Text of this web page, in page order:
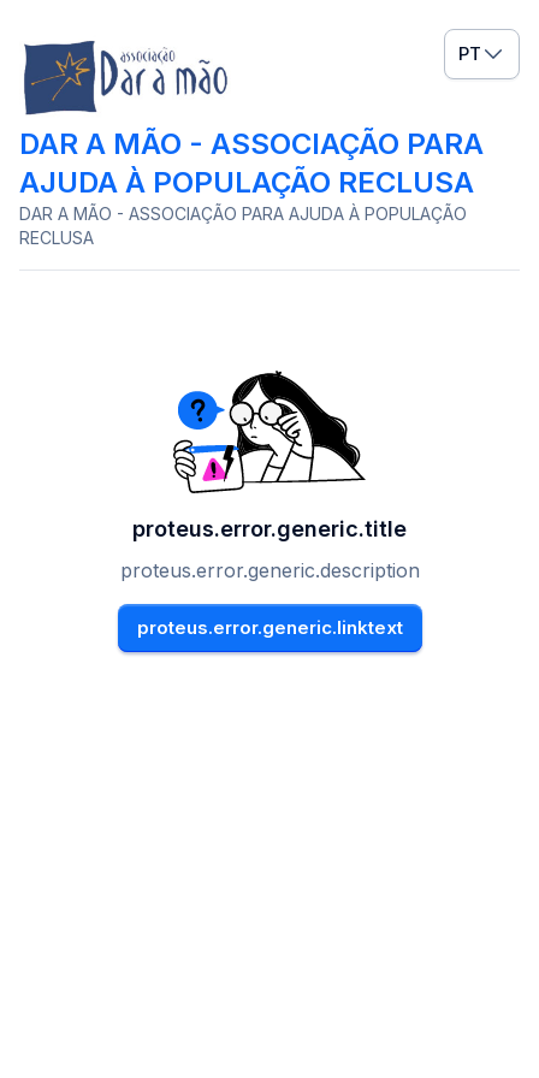
PT
DAR A MÃO - ASSOCIAÇÃO PARA
AJUDA À POPULAÇÃO RECLUSA
DAR A MÃO - ASSOCIAÇÃO PARA AJUDA À POPULAÇÃO
RECLUSA
proteus.error.generic.title
proteus.error.generic.description
proteus.error.generic.linktext